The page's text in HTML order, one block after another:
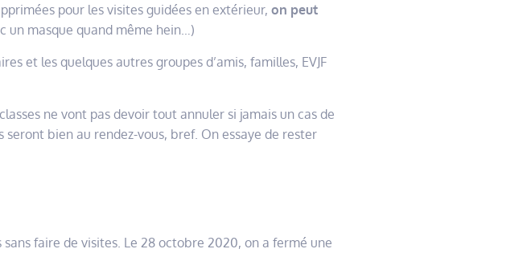
pour les visites guidées en extérieur, on peut
un masque quand même hein…)
et les quelques autres groupes d’amis, familles, EVJF
ne vont pas devoir tout annuler si jamais un cas de
bien au rendez-vous, bref. On essaye de rester
faire de visites. Le 28 octobre 2020, on a fermé une